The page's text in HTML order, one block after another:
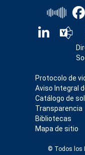
Protocolo de
Aviso Integral
Catálogo de
Transparencia
Bibliotecas
Mapa de sitio
© Todos los